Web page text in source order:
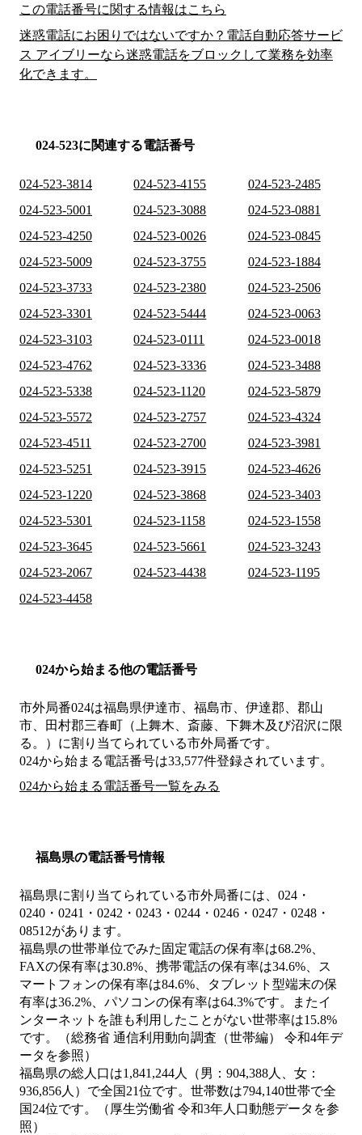
この電話番号に関する情報はこちら
迷惑電話にお困りではないですか？電話自動応答サービ
ス アイブリーなら迷惑電話をブロックして業務を効率
化できます。
024-523に関連する電話番号
024-523-3814 024-523-4155
024-523-2485
024-523-5001
024-523-3088
024-523-0881
024-523-4250
024-523-0026
024-523-0845
024-523-5009
024-523-3755
024-523-1884
024-523-3733
024-523-2380
024-523-2506
024-523-3301
024-523-5444
024-523-0063
024-523-3103
024-523-0111
024-523-0018
024-523-4762
024-523-3336
024-523-3488
024-523-5338
024-523-1120
024-523-5879
024-523-5572
024-523-2757
024-523-4324
024-523-4511
024-523-2700
024-523-3981
024-523-5251
024-523-3915
024-523-4626
024-523-1220
024-523-3868
024-523-3403
024-523-5301
024-523-1158
024-523-1558
024-523-3645
024-523-5661
024-523-3243
024-523-2067
024-523-4438
024-523-1195
024-523-4458
024から始まる他の電話番号
市外局番024は福島県伊達市、福島市、伊達郡、郡山
市、田村郡三春町（上舞木、斎藤、下舞木及び沼沢に限
る。） に割り当てられている市外局番です。
024から始まる電話番号は33,577件登録されています。
024から始まる電話番号一覧をみる
福島県の電話番号情報
福島県に割り当てられている市外局番には、024・
0240・0241・0242・0243・0244・0246・0247・0248・
08512があります。
福島県の世帯単位でみた固定電話の保有率は68.2%、
FAXの保有率は30.8%、携帯電話の保有率は34.6%、ス
マートフォンの保有率は84.6%、タブレット型端末の保
有率は36.2%、パソコンの保有率は64.3%です。またイ
ンターネットを誰も利用したことがない世帯率は15.8%
です。（総務省 通信利用動向調査（世帯編） 令和4年デ
ータを参照）
福島県の総人口は1,841,244人（男：904,388人、女：
936,856人）で全国21位です。世帯数は794,140世帯で全
国24位です。（厚生労働省 令和3年人口動態データを参
照）